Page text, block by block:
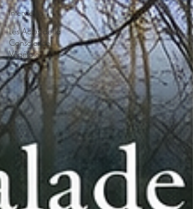
Interviews
Les Actus de la
Conscience
Végétale